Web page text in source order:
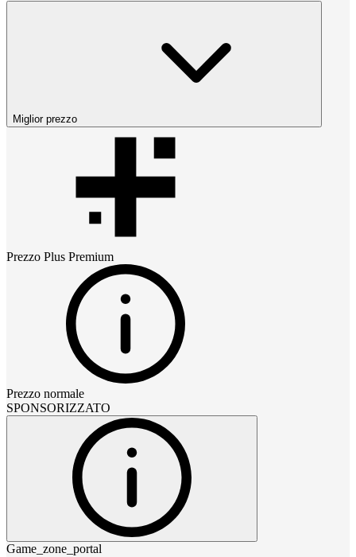
Miglior prezzo
Prezzo Plus Premium
Prezzo normale
SPONSORIZZATO
Game_zone_portal